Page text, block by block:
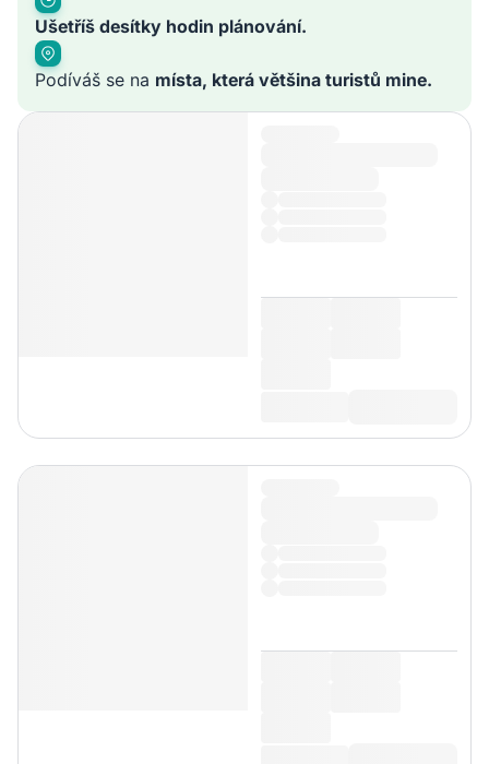
Ušetříš desítky hodin plánování.
Podíváš se na místa, která většina turistů mine.